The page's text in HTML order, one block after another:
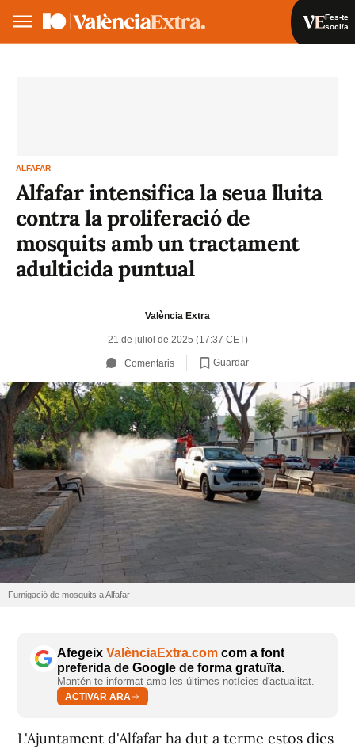
Fes-te
soci/a
ALFAFAR
Alfafar intensifica la seua lluita
contra la proliferació de
mosquits amb un tractament
adulticida puntual
València Extra
21 de juliol de 2025 (17:37 CET)
Comentaris Guardar
Fumigació de mosquits a Alfafar
Afegeix ValènciaExtra.com com a font
preferida de Google de forma gratuïta.
Mantén-te informat amb les últimes notícies d'actualitat.
ACTIVAR ARA
L'Ajuntament d'Alfafar ha dut a terme estos dies